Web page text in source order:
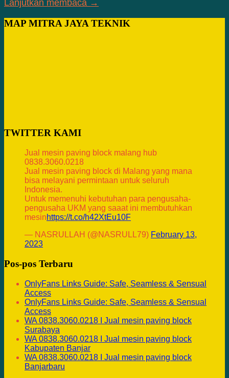
Lanjutkan membaca →
MAP MITRA JAYA TEKNIK
TWITTER KAMI
Jual mesin paving block malang hub
0838.3060.0218
Jual mesin paving block di Malang yang mana
bisa melayani permintaan untuk seluruh
Indonesia.
Untuk memenuhi kebutuhan para pengusaha-
pengusaha UKM yang saaat ini membutuhkan
mesinhttps://t.co/h42XtEu10F
— NASRULLAH (@NASRULL79) February 13,
2023
Pos-pos Terbaru
OnlyFans Links Guide: Safe, Seamless & Sensual
Access
OnlyFans Links Guide: Safe, Seamless & Sensual
Access
WA 0838.3060.0218 I Jual mesin paving block
Surabaya
WA 0838.3060.0218 I Jual mesin paving block
Kabupaten Banjar
WA 0838.3060.0218 I Jual mesin paving block
Banjarbaru